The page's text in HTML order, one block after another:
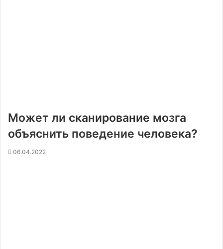
Может ли сканирование мозга
объяснить поведение человека?
06.04.2022